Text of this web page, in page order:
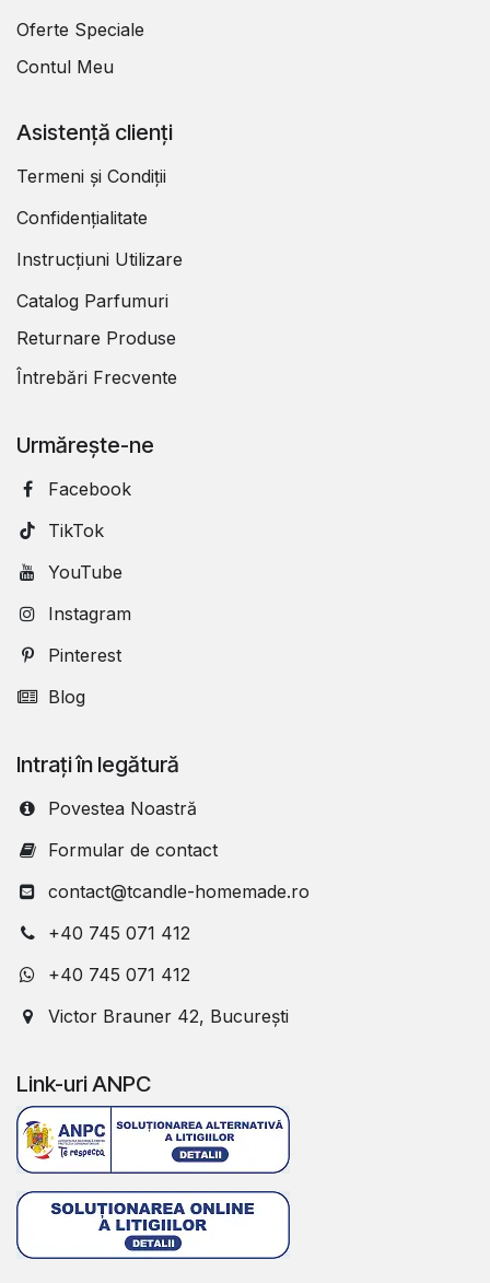
Oferte Speciale
Contul Meu
Asistență clienți
Termeni și Condiții
Confidențialitate
Instrucțiuni Utilizare
Catalog Parfumuri
Returnare Produse
Întrebări Frecvente
Urmărește-ne
Facebook
TikTok
YouTube
Instagram
Pinterest
Blog
Intrați în legătură
Povestea Noastră
Formular de contact
contact@tcandle-homemade.ro
+40 745 071 412
+40 745 071 412
Victor Brauner 42, București
Link-uri ANPC